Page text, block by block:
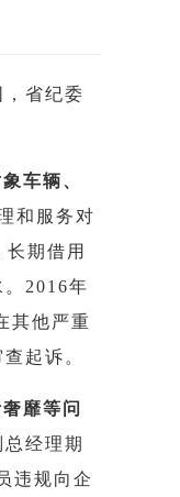
省纪委
车辆、
和服务对
期借用
2016年
其他严重
起诉。
靡等问
经理期
违规向企